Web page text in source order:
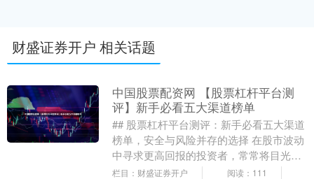
财盛证券开户 相关话题
中国股票配资网 【股票杠杆平台测
评】新手必看五大渠道榜单
## 股票杠杆平台测评：新手必看五大渠道
榜单，安全与风险并存的选择 在股市波动
中寻求更高回报的投资者，常常将目光投
向杠杆交易。然而，对于新手而言，选择
栏目：财盛证券开户 阅读：111